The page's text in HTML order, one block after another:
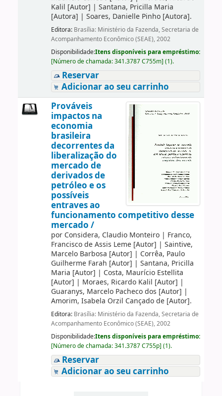
Kalil [Autor] | Santana, Pricilla Maria
[Autora] | Soares, Danielle Pinho[Autora].
Editora: Brasília: Ministério da Fazenda, Secretaria de
Acompanhamento Econômico (SEAE), 2002
Disponibilidade:Itens disponíveis para empréstimo:
[Número de chamada:341.3787 C755m] (1).
Reservar
Adicionar ao seu carrinho
Prováveis
impactos na
economia
brasileira
decorrentes da
liberalização do
mercado de
derivados de
petróleo e os
possíveis
entraves ao
funcionamento competitivo desse
mercado /
por Considera, Claudio Monteiro| Franco,
Francisco de Assis Leme[Autor] | Saintive,
Marcelo Barbosa [Autor] | Corrêa, Paulo
Guilherme Farah [Autor] | Santana, Pricilla
Maria [Autor] | Costa, Maurício Estellita
[Autor] | Moraes, Ricardo Kalil [Autor] |
Guaranys, Marcelo Pacheco dos [Autor] |
Amorim, Isabela Orzil Cançado de[Autor].
Editora: Brasília: Ministério da Fazenda, Secretaria de
Acompanhamento Econômico (SEAE), 2002
Disponibilidade:Itens disponíveis para empréstimo:
[Número de chamada:341.3787 C755p] (1).
Reservar
Adicionar ao seu carrinho